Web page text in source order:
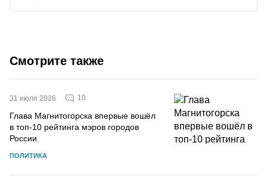
Смотрите также
31 июля 2026 10
Глава Магнитогорска впервые вошёл
в топ-10 рейтинга мэров городов
России
ПОЛИТИКА